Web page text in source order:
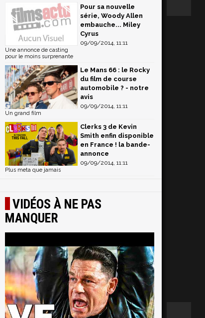
Pour sa nouvelle
série, Woody Allen
embauche... Miley
Cyrus
09/09/2014, 11:11
Une annonce de casting
pour le moins surprenante
Le Mans 66 : le Rocky
du film de course
automobile ? - notre
avis
09/09/2014, 11:11
Un grand film
Clerks 3 de Kevin
Smith enfin disponible
en France ! la bande-
annonce
09/09/2014, 11:11
Plus meta que jamais
VIDÉOS À NE PAS
MANQUER